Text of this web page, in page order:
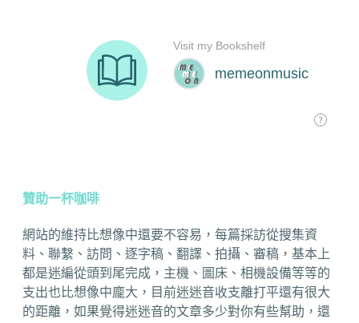
贊助一杯咖啡
網站的維持比想像中還要不容易，每篇採訪從搜集資
料、聯繫、訪問、逐字稿、翻譯、拍攝、審稿，基本上
都是迷編從頭到尾完成，主機、圖床、相機設備等等的
支出也比想像中龐大，目前迷迷音收支離打平還有很大
的距離，如果覺得迷迷音的文章多少對你有些幫助，還